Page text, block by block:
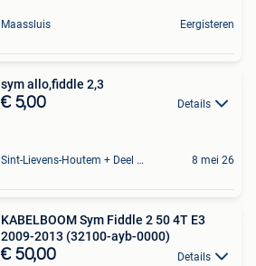
Maassluis Eergisteren
sym allo,fiddle 2,3
€ 5,00 Details
Sint-Lievens-Houtem + Deel Oombergen 8 mei 26
KABELBOOM Sym Fiddle 2 50 4T E3
2009-2013 (32100-ayb-0000)
€ 50,00 Details